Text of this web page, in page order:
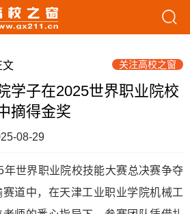
文 关注高校之窗
学子在2025世界职业院校
摘得金奖
08-29
年世界职业院校技能大赛总决赛争夺
道中，在天津工业职业学院机械工